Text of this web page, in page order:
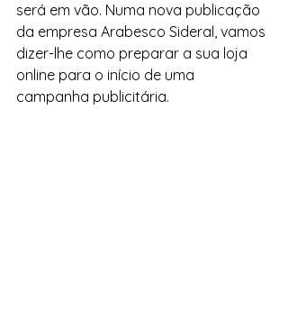
será em vão. Numa nova publicação
da empresa Arabesco Sideral, vamos
dizer-lhe como preparar a sua loja
online para o início de uma
campanha publicitária.